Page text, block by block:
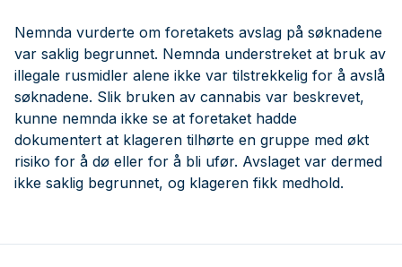
Nemnda vurderte om foretakets avslag på søknadene
var saklig begrunnet. Nemnda understreket at bruk av
illegale rusmidler alene ikke var tilstrekkelig for å avslå
søknadene. Slik bruken av cannabis var beskrevet,
kunne nemnda ikke se at foretaket hadde
dokumentert at klageren tilhørte en gruppe med økt
risiko for å dø eller for å bli ufør. Avslaget var dermed
ikke saklig begrunnet, og klageren fikk medhold.